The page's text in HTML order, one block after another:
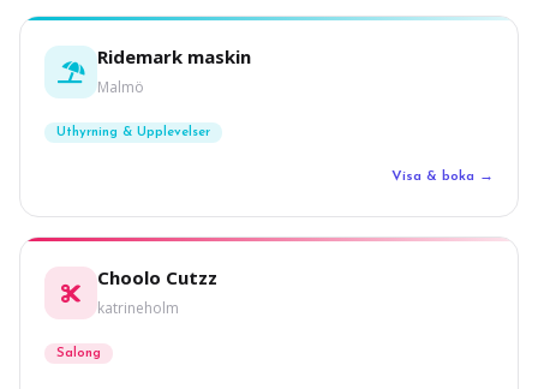
Ridemark maskin
Malmö
Uthyrning & Upplevelser
Visa & boka →
Choolo Cutzz
katrineholm
Salong